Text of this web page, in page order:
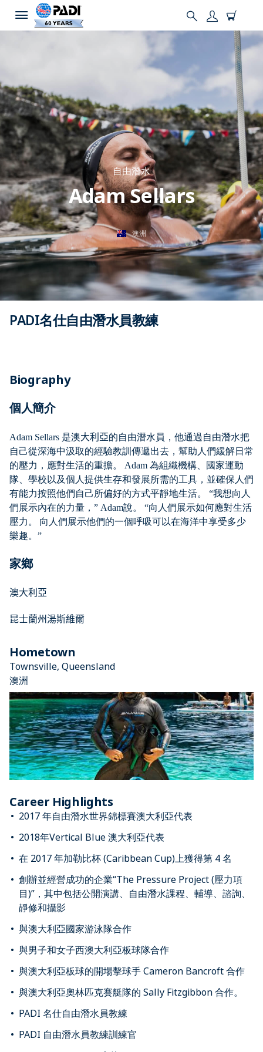
自由潛水
Adam Sellars
澳洲
PADI名仕自由潛水員教練
Biography
個人簡介
Adam Sellars 是澳大利亞的自由潛水員，他通過自由潛水把
自己從深海中汲取的經驗教訓傳遞出去，幫助人們緩解日常
的壓力，應對生活的重擔。
Adam 為組織機構、國家運動
隊、學校以及個人提供生存和發展所需的工具，並確保人們
有能力按照他們自己所偏好的方式平靜地生活。
“我想向人
們展示內在的力量， ” Adam說。 “向人們展示如何應對生活
壓力。
向人們展示他們的一個呼吸可以在海洋中享受多少
樂趣。 ”
家鄉
澳大利亞
昆士蘭州湯斯維爾
Hometown
Townsville, Queensland
澳洲
Career Highlights
2017 年自由潛水世界錦標賽澳大利亞代表
2018年Vertical Blue 澳大利亞代表
在 2017 年加勒比杯 (Caribbean Cup)上獲得第 4 名
創辦並經營成功的企業“The Pressure Project (壓力項
目)”，其中包括公開演講、自由潛水課程、輔導、諮詢、
靜修和攝影
與澳大利亞國家游泳隊合作
與男子和女子西澳大利亞板球隊合作
與澳大利亞板球的開場擊球手 Cameron Bancroft 合作
與澳大利亞奧林匹克賽艇隊的 Sally Fitzgibbon 合作。
PADI 名仕自由潛水員教練
PADI 自由潛水員教練訓練官